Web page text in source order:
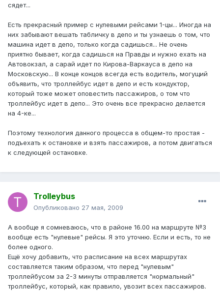
сядет...
Есть прекрасный пример с нулевыми рейсами 1-цы... Иногда на
них забывают вешать табличку в депо и ты узнаешь о том, что
машина идет в депо, только когда садишься... Не очень
приятно бывает, когда садишься на Правды и нужно ехать на
Автовокзал, а сарай идет по Кирова-Варкауса в депо на
Московскую... В конце концов всегда есть водитель, могущий
объявить, что троллейбус идет в депо и есть кондуктор,
который тоже может оповестить пассажиров, о том что
троллейбус идет в депо... Это очень все прекрасно делается
на 4-ке...
Поэтому технология данного процесса в общем-то простая -
подъехать к остановке и взять пассажиров, а потом двигаться
к следующей остановке.
Trolleybus
Опубликовано 27 мая, 2009
А вообще я сомневаюсь, что в районе 16.00 на маршруте №3
вообще есть "нулевые" рейсы. Я это уточню. Если и есть, то не
более одного.
Ещё хочу добавить, что расписание на всех маршрутах
составляется таким образом, что перед "нулевым"
троллейбусом за 2-3 минуты отправляется "нормальный"
троллейбус, который, как правило, увозит всех пассажиров.